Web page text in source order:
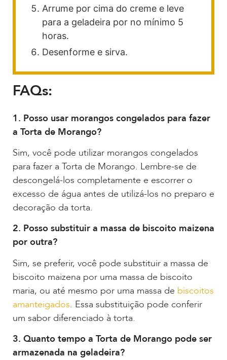
Arrume por cima do creme e leve
para a geladeira por no mínimo 5
horas.
Desenforme e sirva.
FAQs:
1. Posso usar morangos congelados para fazer
a Torta de Morango?
Sim, você pode utilizar morangos congelados
para fazer a Torta de Morango. Lembre-se de
descongelá-los completamente e escorrer o
excesso de água antes de utilizá-los no preparo e
decoração da torta.
2. Posso substituir a massa de biscoito maizena
por outra?
Sim, se preferir, você pode substituir a massa de
biscoito maizena por uma massa de biscoito
maria, ou até mesmo por uma massa de biscoitos
amanteigados. Essa substituição pode conferir
um sabor diferenciado à torta.
3. Quanto tempo a Torta de Morango pode ser
armazenada na geladeira?